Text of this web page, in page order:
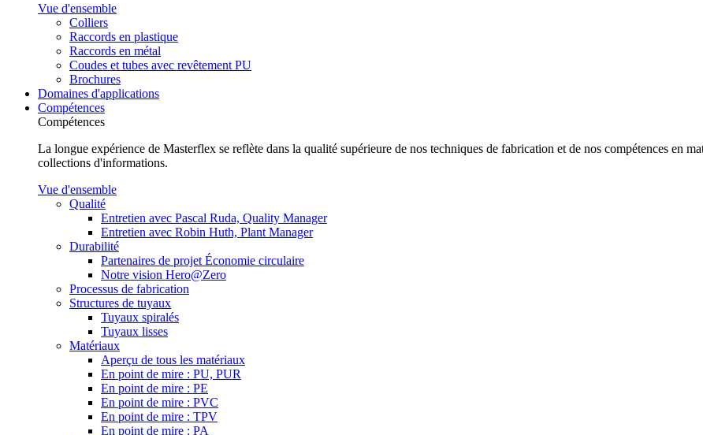
Vue d'ensemble
Colliers
Raccords en plastique
Raccords en métal
Coudes et tubes avec revêtement PU
Brochures
Domaines d'applications
Compétences
Compétences
La longue expérience de Masterflex se reflète dans la qualité supérieure de nos techniques de fabrication et de nos compétences en
collections d'informations.
Vue d'ensemble
Qualité
Entretien avec Pascal Ruda, Quality Manager
Entretien avec Robin Huth, Plant Manager
Durabilité
Partenaires de projet Économie circulaire
Notre vision Hero@Zero
Processus de fabrication
Structures de tuyaux
Tuyaux spiralés
Tuyaux lisses
Matériaux
Aperçu de tous les matériaux
En point de mire : PU, PUR
En point de mire : PE
En point de mire : PVC
En point de mire : TPV
En point de mire : PA